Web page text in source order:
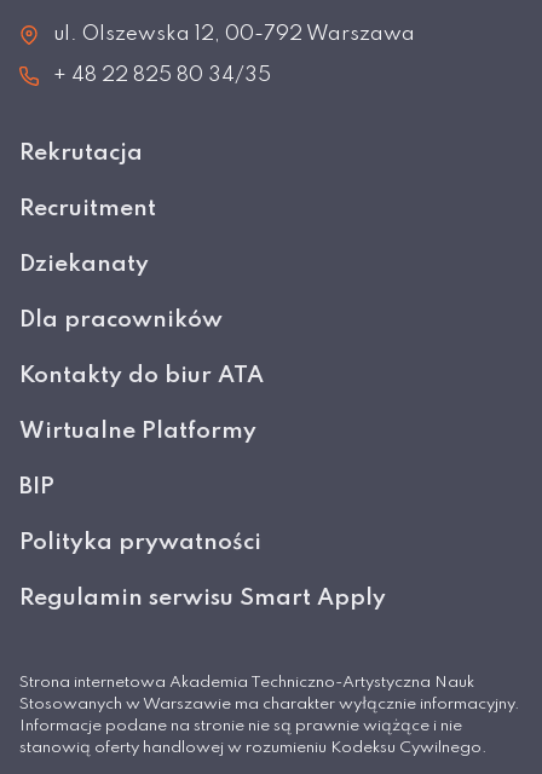
ul. Olszewska 12, 00-792 Warszawa
+ 48 22 825 80 34/35
Rekrutacja
Recruitment
Dziekanaty
Dla pracowników
Kontakty do biur ATA
Wirtualne Platformy
BIP
Polityka prywatności
Regulamin serwisu Smart Apply
Strona internetowa Akademia Techniczno-Artystyczna Nauk
Stosowanych w Warszawie ma charakter wyłącznie informacyjny.
Informacje podane na stronie nie są prawnie wiążące i nie
stanowią oferty handlowej w rozumieniu Kodeksu Cywilnego.